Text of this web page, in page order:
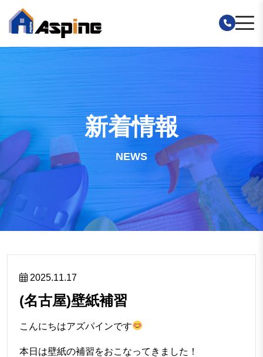
新着情報
NEWS
2025.11.17
(名古屋)壁紙補習
こんにちはアズパインです
本日は壁紙の補習をおこなってきました！